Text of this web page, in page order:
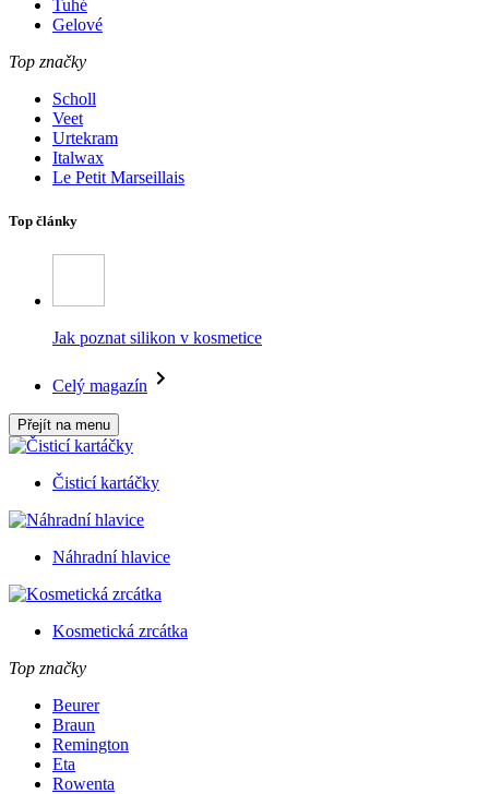
Tuhé
Gelové
Top značky
Scholl
Veet
Urtekram
Italwax
Le Petit Marseillais
Top články
Jak poznat silikon v kosmetice
Celý magazín
Přejít na menu
Čisticí kartáčky
Náhradní hlavice
Kosmetická zrcátka
Top značky
Beurer
Braun
Remington
Eta
Rowenta